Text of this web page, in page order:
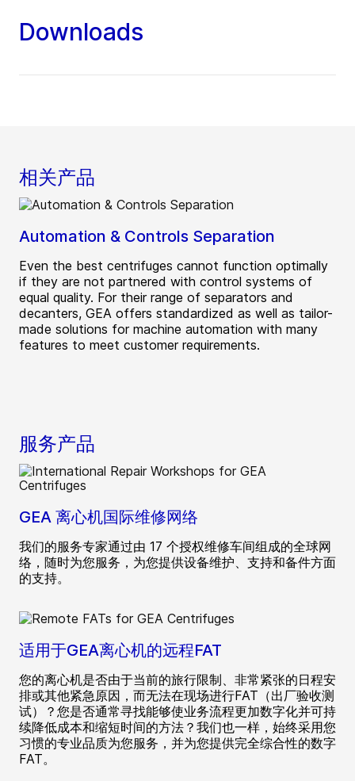
Downloads
相关产品
Automation & Controls Separation
Even the best centrifuges cannot function optimally
if they are not partnered with control systems of
equal quality. For their range of separators and
decanters, GEA offers standardized as well as tailor-
made solutions for machine automation with many
features to meet customer requirements.
服务产品
GEA 离心机国际维修网络
我们的服务专家通过由 17 个授权维修车间组成的全球网
络，随时为您服务，为您提供设备维护、支持和备件方面
的支持。
适用于GEA离心机的远程FAT
您的离心机是否由于当前的旅行限制、非常紧张的日程安
排或其他紧急原因，而无法在现场进行FAT（出厂验收测
试）？您是否通常寻找能够使业务流程更加数字化并可持
续降低成本和缩短时间的方法？我们也一样，始终采用您
习惯的专业品质为您服务，并为您提供完全综合性的数字
FAT。